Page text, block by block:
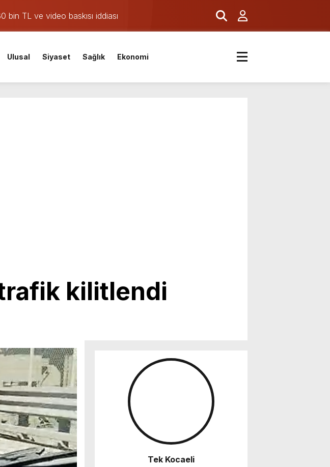
TL ve video baskısı iddiası
açıklandı
duyurdu
Ulusal Siyaset Sağlık Ekonomi
trafik kilitlendi
Tek Kocaeli